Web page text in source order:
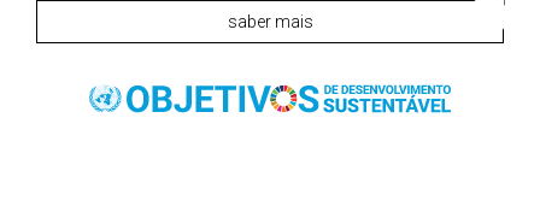
saber mais